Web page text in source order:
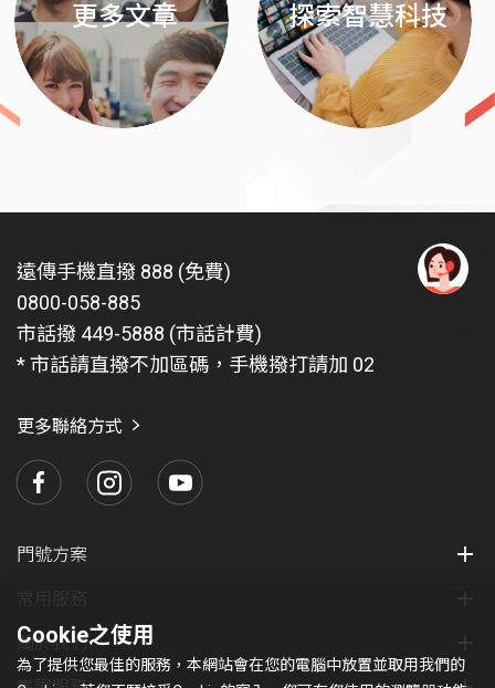
更多文章 探索智慧科技
遠傳手機直撥 888 (免費)
0800-058-885
市話撥 449-5888 (市話計費)
* 市話請直撥不加區碼，手機撥打請加 02
更多聯絡方式
門號方案
關於我們
Cookie之使用
為了提供您最佳的服務，本網站會在您的電腦中放置並取用我們的